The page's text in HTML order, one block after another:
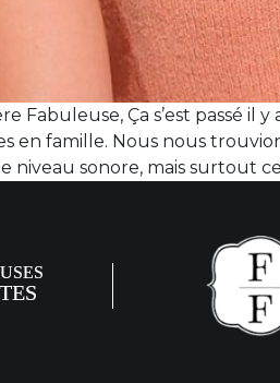
Fabuleuse, Ça s’est passé
en famille. Nous nous
sonore, mais surtout